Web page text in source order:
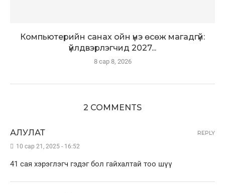
Компьютерийн санах ойн үнэ өсөж магадгүй:
үйлдвэрлэгчид 2027...
8 сар 8, 2026
2 COMMENTS
АЛУЛАТ
10 сар 21, 2025 - 16:52
41 сая хэрэглэгч гэдэг бол гайхалтай тоо шүү
REPLY